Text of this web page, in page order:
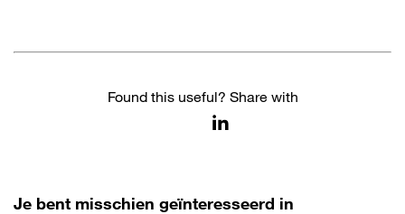
Found this useful? Share with
Je bent misschien geïnteresseerd in